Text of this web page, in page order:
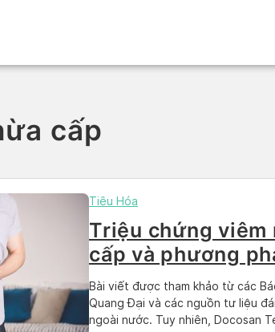
cấp
Tiêu Hóa
Triệu chứng viêm
cấp và phương
Bài viết được tham khảo từ các
Quang Đại và các nguồn tư liệu
ngoài nước. Tuy nhiên, Docosan